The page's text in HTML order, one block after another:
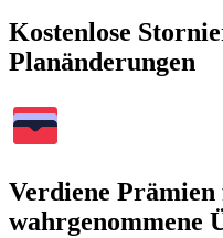
Kostenlose
Planänderungen
Verdiene
wahrgenommene